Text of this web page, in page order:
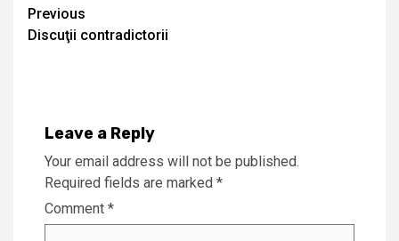
Continue
Reading
Previous
Discuţii contradictorii
Leave a Reply
Your email address will not be published.
Required fields are marked *
Comment *